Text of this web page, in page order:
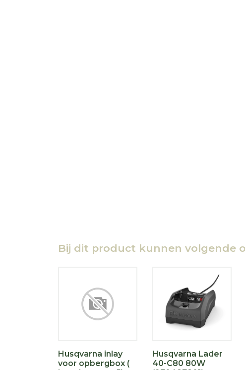
Bij dit product kunnen volgende
Husqvarna inlay
voor opbergbox (
Husqvarna Lader
40-C80 80W